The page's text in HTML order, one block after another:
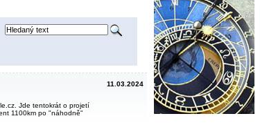
Jde tentokrát o projetí
1100km po "náhodně"
11.03.2024